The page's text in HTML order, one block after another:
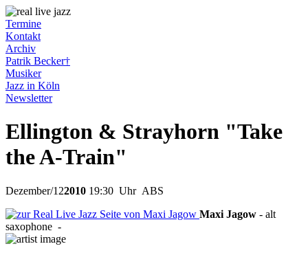
Termine
Kontakt
Archiv
Patrik Becker†
Musiker
Jazz in Köln
Newsletter
Ellington & Strayhorn "Take
the A-Train"
Dezember/122010 19:30 Uhr ABS
Maxi Jagow - alt
saxophone -